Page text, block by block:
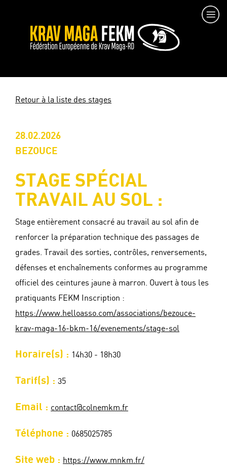
Retour à la liste des stages
28.02.2026
BEZOUCE
STAGE SPÉCIAL
TRAVAIL AU SOL :
Stage entièrement consacré au travail au sol afin de
renforcer la préparation technique des passages de
grades. Travail des sorties, contrôles, renversements,
défenses et enchaînements conformes au programme
officiel des ceintures jaune à marron. Ouvert à tous les
pratiquants FEKM Inscription :
https://www.helloasso.com/associations/bezouce-
krav-maga-16-bkm-16/evenements/stage-sol
Horaire(s) : 14h30 - 18h30
Tarif(s) : 35
Email : contact@colnemkm.fr
Téléphone : 0685025785
Site web : https://www.mnkm.fr/